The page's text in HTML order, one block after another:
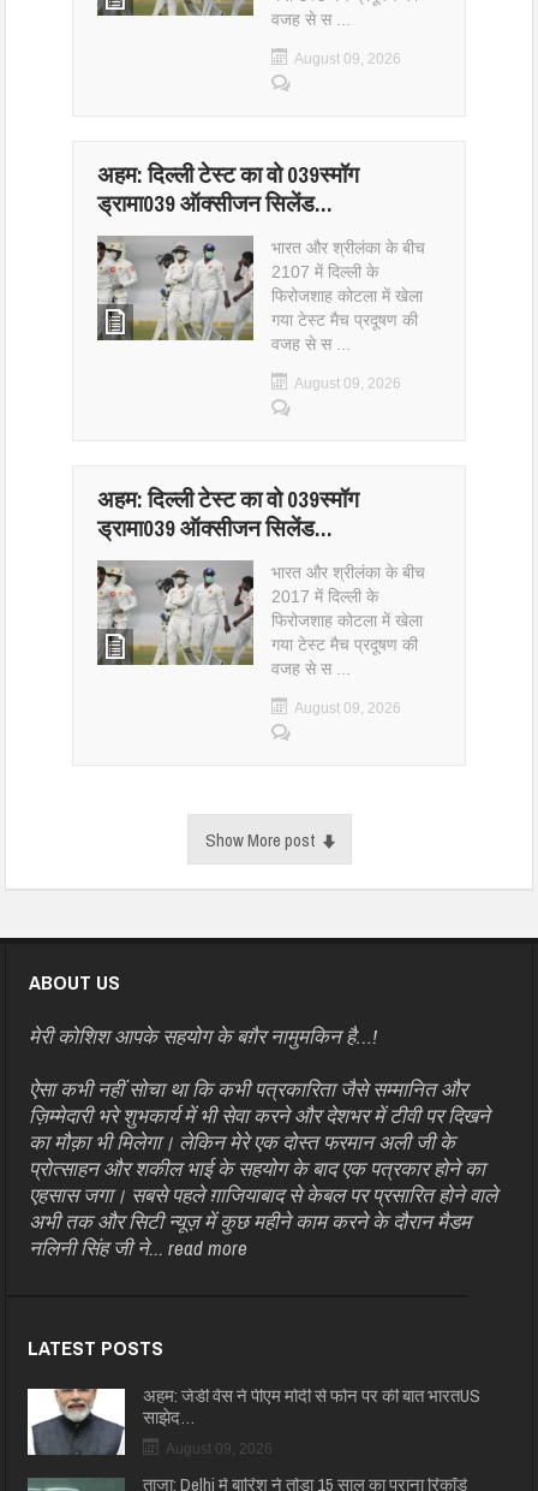
वजह से स ...
August 09, 2026
अहम: दिल्ली टेस्ट का वो 039स्मॉग
ड्रामा039 ऑक्सीजन सिलेंड…
भारत और श्रीलंका के बीच
2107 में दिल्ली के
फिरोजशाह कोटला में खेला
गया टेस्ट मैच प्रदूषण की
वजह से स ...
August 09, 2026
अहम: दिल्ली टेस्ट का वो 039स्मॉग
ड्रामा039 ऑक्सीजन सिलेंड…
भारत और श्रीलंका के बीच
2017 में दिल्ली के
फिरोजशाह कोटला में खेला
गया टेस्ट मैच प्रदूषण की
वजह से स ...
August 09, 2026
Show More post
ABOUT US
मेरी कोशिश आपके सहयोग के बग़ैर नामुमकिन है…!
ऐसा कभी नहीं सोचा था कि कभी पत्रकारिता जैसे सम्मानित और
ज़िम्मेदारी भरे शुभकार्य में भी सेवा करने और देशभर में टीवी पर दिखने
का मौक़ा भी मिलेगा। लेकिन मेरे एक दोस्त फरमान अली जी के
प्रोत्साहन और शकील भाई के सहयोग के बाद एक पत्रकार होने का
एहसास जगा। सबसे पहले ग़ाजियाबाद से केबल पर प्रसारित होने वाले
अभी तक और सिटी न्यूज़ में कुछ महीने काम करने के दौरान मैडम
नलिनी सिंह जी ने...read more
LATEST POSTS
अहम: जेडी वेंस ने पीएम मोदी से फोन पर की बात भारतUS
साझेद…
August 09, 2026
ताजा: Delhi में बारिश ने तोड़ा 15 साल का पुराना रिकॉर्ड